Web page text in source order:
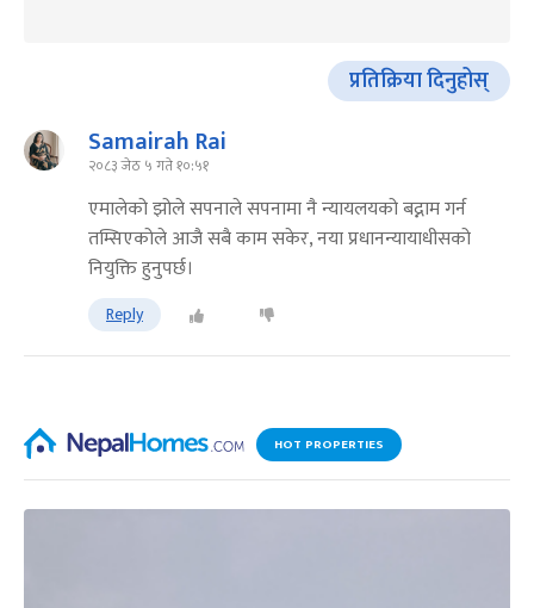
प्रतिक्रिया दिनुहोस्
Samairah Rai
२०८३ जेठ ५ गते १०:५१
एमालेको झोले सपनाले सपनामा नै न्यायलयको बद्नाम गर्न
तम्सिएकोले आजै सबै काम सकेर, नया प्रधानन्यायाधीसको
नियुक्ति हुनुपर्छ।
Reply
HOT PROPERTIES